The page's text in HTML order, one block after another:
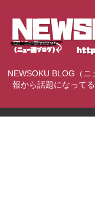
NEWSOKU BLOG（
報から話題になって